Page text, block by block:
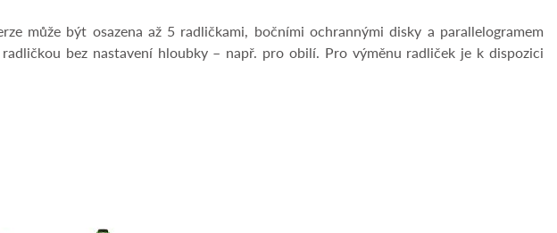
může být osazena až 5 radličkami, bočními ochrannými disky a parallelogramem
bez nastavení hloubky – např. pro obilí. Pro výměnu radliček je k dispozici